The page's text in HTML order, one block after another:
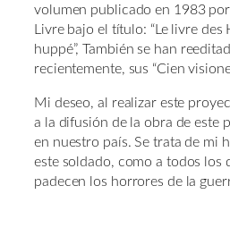
volumen publicado en 1983
Livre bajo el título: “Le livre des
huppé”, También se han
recientemente, sus “Cien
Mi deseo, al realizar este
a la difusión de la obra de este
en nuestro país. Se trata de mi
este soldado, como a todos los
padecen los horrores de la